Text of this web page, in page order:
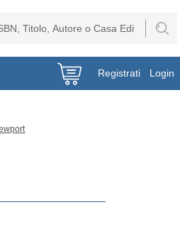
Registrati Login